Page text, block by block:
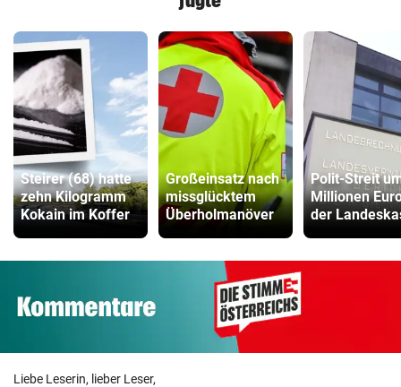
Steirer (68) hatte
zehn Kilogramm
Kokain im Koffer
Großeinsatz nach
missglücktem
Überholmanöver
Polit-Streit
Millionen
der
Liebe Leserin, lieber Leser,